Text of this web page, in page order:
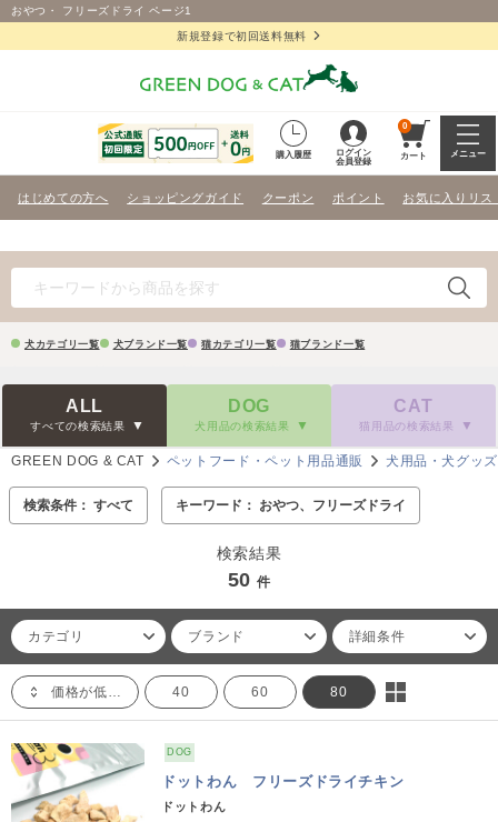
おやつ・ フリーズドライ ページ1
新規登録で初回送料無料
購入履歴
ログイン
会員登録
0
カート メニュー
はじめての方へ ショッピングガイド クーポン ポイント お気に入りリス
犬カテゴリ一覧 犬ブランド一覧 猫カテゴリ一覧 猫ブランド一覧
ALL
すべての検索結果
DOG
犬用品の検索結果
CAT
猫用品の検索結果
GREEN DOG & CAT ペットフード・ペット用品通販 犬用品・犬グッズ
検索条件： すべて キーワード： おやつ、フリーズドライ
検索結果
50 件
カテゴリ ブランド 詳細条件
価格が低い順 40 60 80
DOG
ドットわん フリーズドライチキン
ドットわん